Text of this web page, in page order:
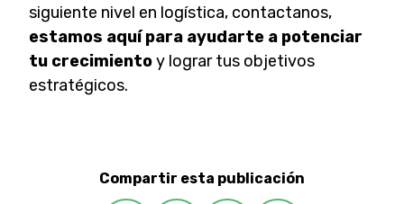
siguiente nivel en logística, contactanos,
estamos aquí para ayudarte a potenciar
tu crecimientoy lograr tus objetivos
estratégicos.
Compartir esta publicación